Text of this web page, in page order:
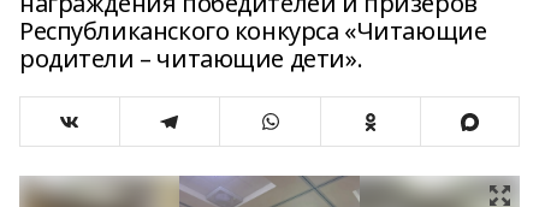
Республиканского конкурса «Читающие
родители – читающие дети».